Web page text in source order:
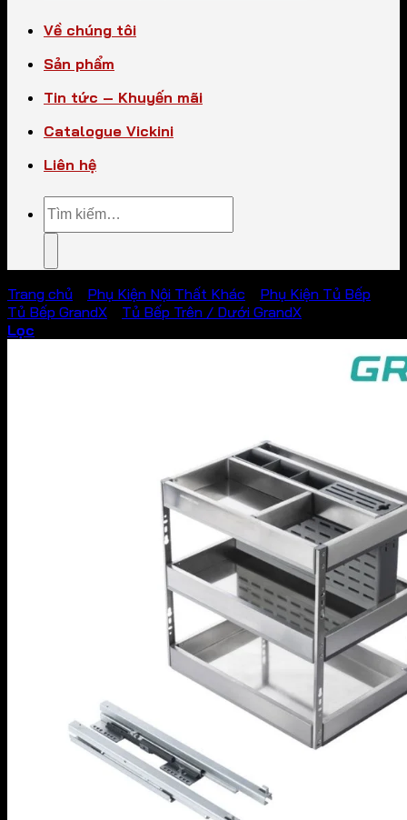
Về chúng tôi
Sản phẩm
Tin tức – Khuyến mãi
Catalogue Vickini
Liên hệ
Tìm
kiếm:
Trang chủ Phụ Kiện Nội Thất Khác Phụ Kiện Tủ Bếp
Tủ Bếp GrandX
Tủ Bếp Trên / Dưới GrandX
Lọc